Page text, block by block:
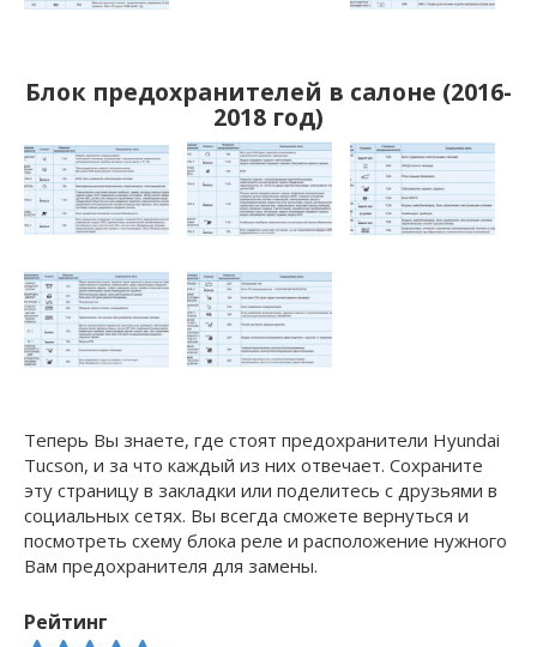
Блок предохранителей в салоне (2016-
2018 год)
Теперь Вы знаете, где стоят предохранители Hyundai
Tucson, и за что каждый из них отвечает. Сохраните
эту страницу в закладки или поделитесь с друзьями в
социальных сетях. Вы всегда сможете вернуться и
посмотреть схему блока реле и расположение нужного
Вам предохранителя для замены.
Рейтинг